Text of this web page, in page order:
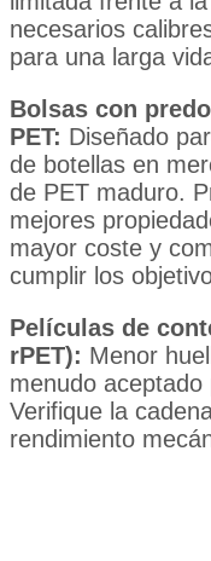
necesarios
para una larga
Bolsas con
PET: Diseñado
de botellas en
de PET maduro.
mejores
mayor coste y
cumplir los
Películas de
rPET): Menor
menudo
Verifique la
rendimiento